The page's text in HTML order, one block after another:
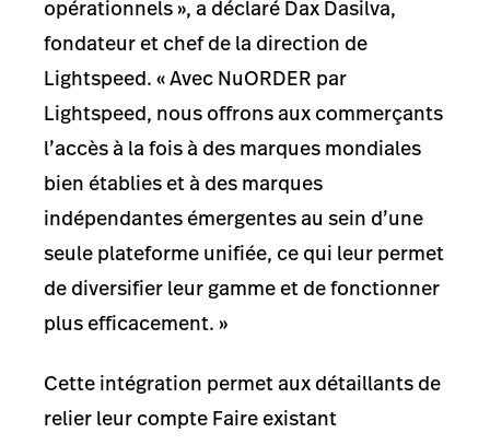
opérationnels », a déclaré Dax Dasilva,
fondateur et chef de la direction de
Lightspeed. « Avec NuORDER par
Lightspeed, nous offrons aux commerçants
l’accès à la fois à des marques mondiales
bien établies et à des marques
indépendantes émergentes au sein d’une
seule plateforme unifiée, ce qui leur permet
de diversifier leur gamme et de fonctionner
plus efficacement. »
Cette intégration permet aux détaillants de
relier leur compte Faire existant